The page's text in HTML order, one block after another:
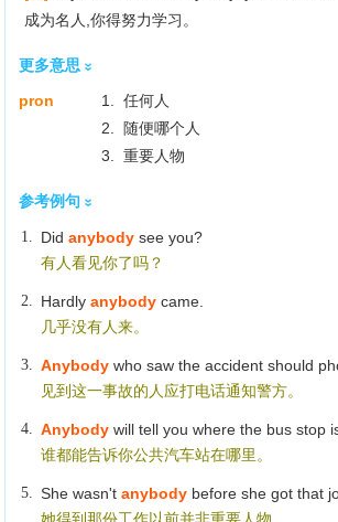
成为名人,你得努力学习。
更多意思
pron
1. 任何人
2. 随便哪个人
3. 重要人物
参考例句
1. Did anybodysee you?
有人看见你了吗？
2. Hardly anybodycame.
几乎没有人来。
3. Anybodywho saw the accident should
见到这一事故的人应打电话通知警方。
4. Anybodywill tell you where the bus stop
谁都能告诉你公共汽车站在哪里。
5. She wasn't anybody before she got that